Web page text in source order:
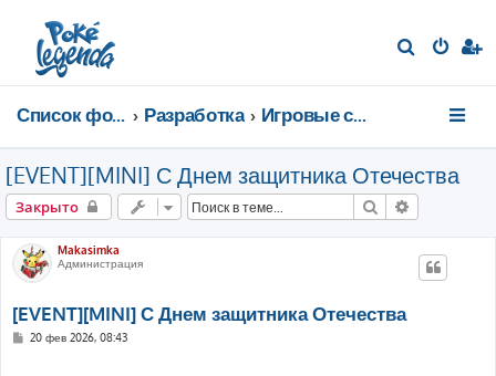
Список форумов Разработка Игровые события
[EVENT][MINI] С Днем защитника Отечества
Закрыто Поиск
Makasimka
Администрация
[EVENT][MINI] С Днем защитника Отечества
С20 фев 2026, 08:43